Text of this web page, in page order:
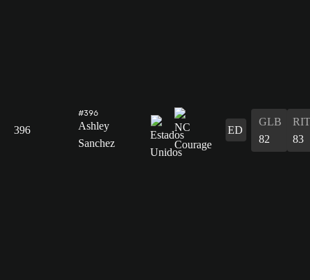
396
#396
Ashley
Sanchez
ED
GLB
82
RIT
83